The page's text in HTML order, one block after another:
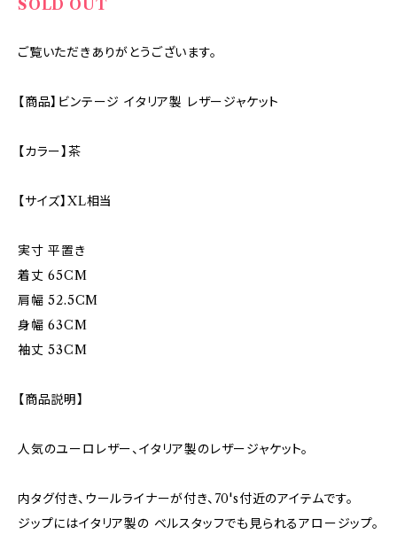
SOLD OUT
ご覧いただきありがとうございます。
【商品】ビンテージ イタリア製 レザージャケット
【カラー】茶
【サイズ】XL相当
実寸 平置き
着丈 65CM
肩幅 52.5CM
身幅 63CM
袖丈 53CM
【商品説明】
人気のユーロレザー、イタリア製のレザージャケット。
内タグ付き、ウールライナーが付き、70's付近のアイテムです。
ジップにはイタリア製の ベルスタッフでも見られるアロージップ。